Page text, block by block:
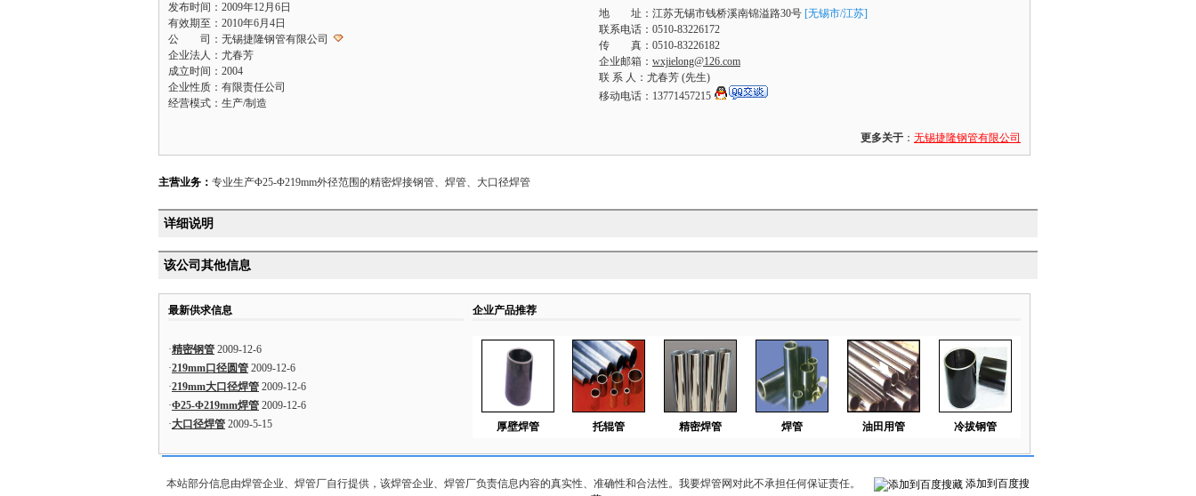
发布时间：2009年12月6日
有效期至：2010年6月4日
公 司：无锡捷隆钢管有限公司
企业法人：尤春芳
成立时间：2004
企业性质：有限责任公司
经营模式：生产/制造
地 址：江苏无锡市钱桥溪南锦溢路30号 [无锡市/江苏]
联系电话：0510-83226172
传 真：0510-83226182
企业邮箱： wxjielong@126.com
联 系 人：尤春芳 (先生)
移动电话：13771457215
更多关于 ： 无锡捷隆钢管有限公司
主营业务： 专业生产Φ25-Φ219mm外径范围的精密焊接钢管、焊管、大口径焊管
详细说明
该公司其他信息
最新供求信息 企业产品推荐
·精密钢管 2009-12-6
·219mm口径圆管 2009-12-6
·219mm大口径焊管 2009-12-6
·Φ25-Φ219mm焊管 2009-12-6
·大口径焊管 2009-5-15 厚壁焊管 托辊管 精密焊管 焊管 油田用管 冷拔钢管
本站部分信息由焊管企业、焊管厂自行提供，该焊管企业、焊管厂负责信息内容的真实性、准确性和合法性。我要焊管网对此不承担任何保证责任。
添加到百度搜